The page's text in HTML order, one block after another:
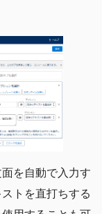
を自動で入力す
トを直打ちする